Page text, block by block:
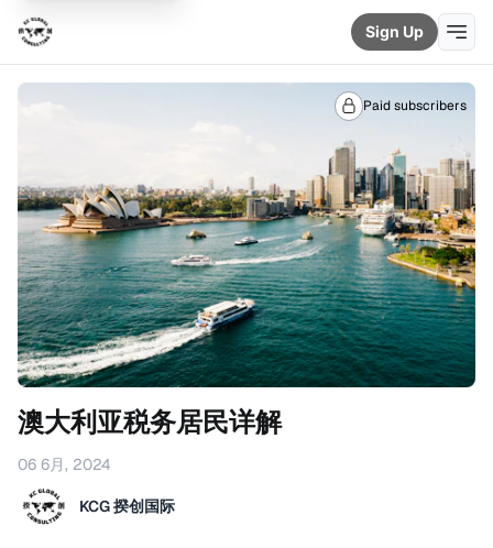
Sign Up
Paid subscribers
澳大利亚税务居民详解
06 6月, 2024
KCG 揆创国际